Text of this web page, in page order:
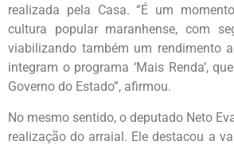
realizada pela Casa. “É um
cultura popular maranhense, com
viabilizando também um rendimento
integram o programa ‘Mais Renda’,
Governo do Estado”, afirmou.
No mesmo sentido, o deputado Neto
realização do arraial. Ele destacou a